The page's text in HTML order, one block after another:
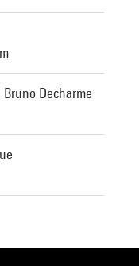
Decharme